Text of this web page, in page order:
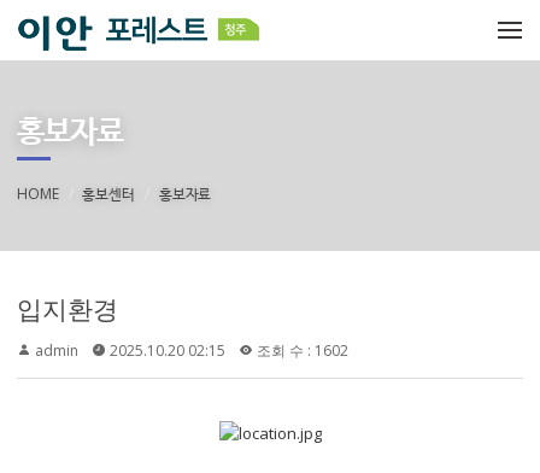
메뉴 건너뛰기
홍보자료
HOME 홍보센터 홍보자료
입지환경
admin 2025.10.20 02:15 조회 수 : 1602